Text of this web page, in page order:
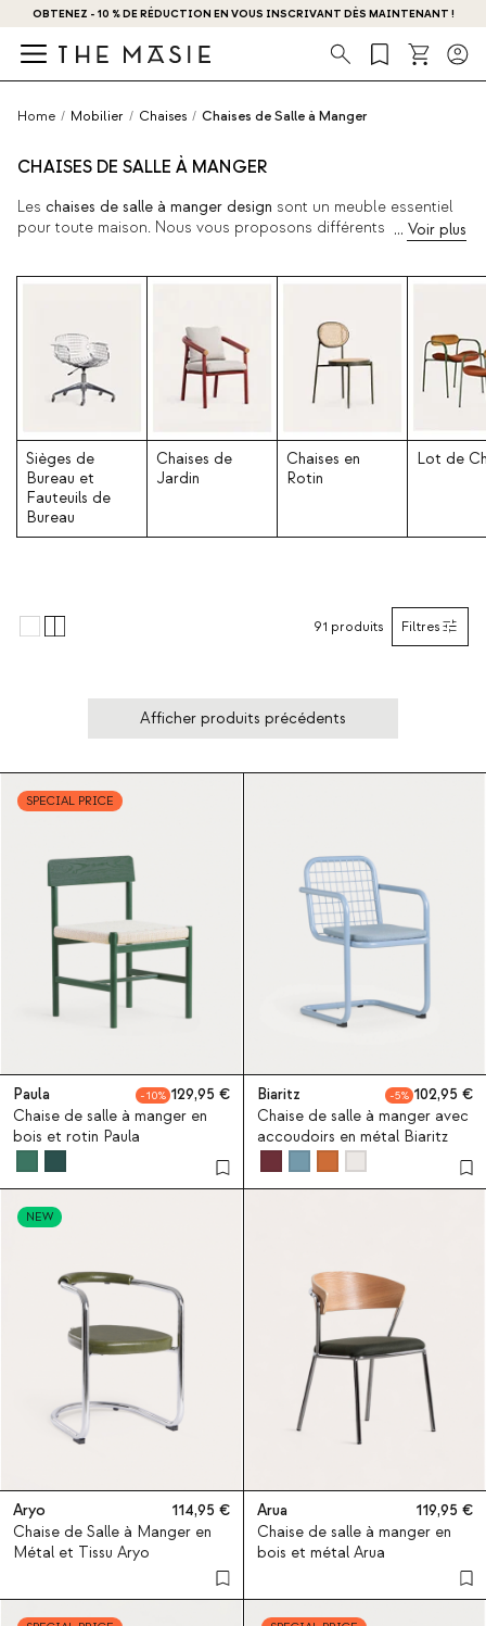
OBTENEZ - 10 % DE RÉDUCTION EN VOUS INSCRIVANT DÈS MAINTENANT !
Recherche
Home / Mobilier / Chaises / Chaises de Salle à Manger
CHAISES DE SALLE À MANGER
Les chaises de salle à manger design sont un meuble essentiel
pour toute maison. Nous vous proposons différents modèles,
garantie de qualité de The Masie, afin que vous puissiez
avec personnalité. Vous trouverez différents styles modernes
ou avant-gardistes, choisissez celui qui vous convient le
mieux. Combinez-les avec nostables à manger design
, nos
tables extensibles
, nos coiffeuses, nos lampes de salle à
manger et... Profitez de votre chaise !
Sièges de
Bureau et
Fauteuils de
Bureau
Chaises de
Jardin
Chaises en
Rotin
Lot de
Filtres
91 produits
Afficher produits précédents
SPECIAL PRICE
Paula 10
129,95
Chaise de salle à manger en
bois et rotin Paula
Biaritz 5
102,95
Chaise de salle à manger avec
accoudoirs en métal Biaritz
NEW
Aryo
114,95
Chaise de Salle à Manger en
Métal et Tissu Aryo
Arua
119,95
Chaise de salle à manger en
bois et métal Arua